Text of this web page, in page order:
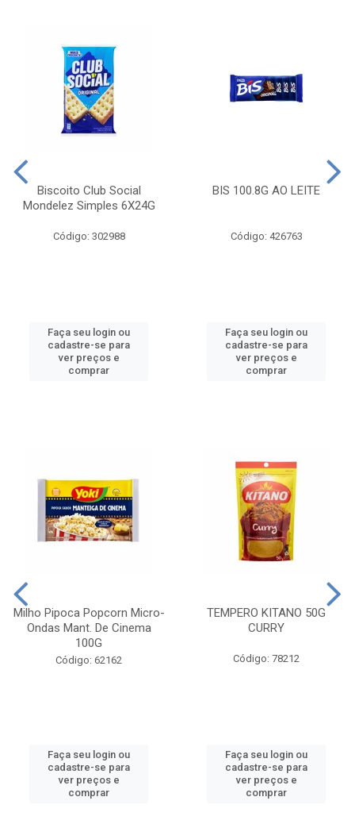
Biscoito Club Social
Mondelez Simples 6X24G
Código: 302988
Faça seu login ou
cadastre-se para
ver preços e
comprar
BIS 100.8G AO LEITE
Código: 426763
Faça seu login ou
cadastre-se para
ver preços e
comprar
Milho Pipoca Popcorn Micro-
Ondas Mant. De Cinema
100G
Código: 62162
Faça seu login ou
cadastre-se para
ver preços e
comprar
TEMPERO KITANO 50G
CURRY
Código: 78212
Faça seu login ou
cadastre-se para
ver preços e
comprar